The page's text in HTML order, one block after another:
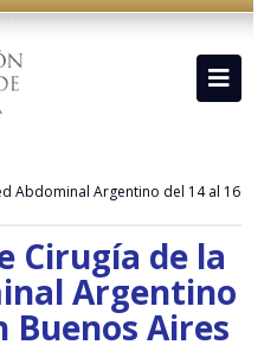
Abdominal Argentino del 14 al 16
Cirugía de la
Argentino
Buenos Aires